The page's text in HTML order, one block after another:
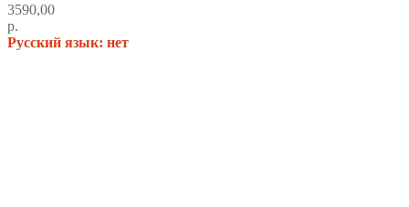
3590,00
р.
Русский язык: нет